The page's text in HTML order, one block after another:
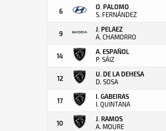
6
O. PALOMO
S. FERNÁNDEZ
9
J. PELAEZ
A. CHAMORRO
14
A. ESPAÑOL
P. SÁIZ
12
U. DE LA DEHESA
D. SOSA
17
I. GABEIRAS
I. QUINTANA
10
J. RAMOS
A. MOURE